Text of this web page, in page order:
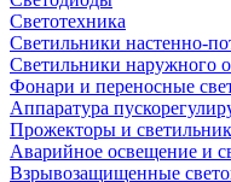
Светотехника
Светильники настенно-
Светильники наружного
Фонари и переносные
Аппаратура
Прожекторы и
Аварийное освещение и
Взрывозащищенные